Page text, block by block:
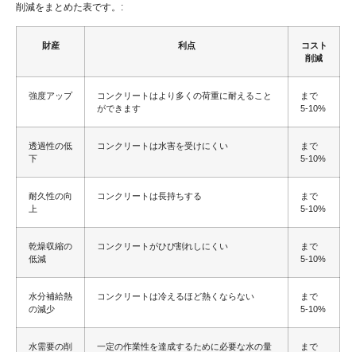
削減をまとめた表です。:
財産 利点
コスト
削減
強度アップ
コンクリートはより多くの荷重に耐えること
ができます
まで
5-10%
透過性の低
下
コンクリートは水害を受けにくい
まで
5-10%
耐久性の向
上
コンクリートは長持ちする
まで
5-10%
乾燥収縮の
低減
コンクリートがひび割れしにくい
まで
5-10%
水分補給熱
の減少
コンクリートは冷えるほど熱くならない
まで
5-10%
水需要の削
一定の作業性を達成するために必要な水の量
まで